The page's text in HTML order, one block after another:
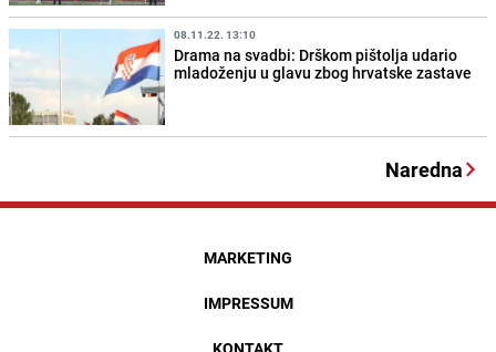
08.11.22. 13:10
Drama na svadbi: Drškom pištolja udario
mladoženju u glavu zbog hrvatske zastave
Naredna
MARKETING
IMPRESSUM